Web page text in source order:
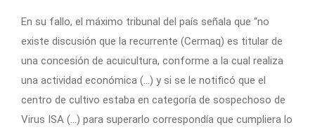
En su fallo, el máximo tribunal del país señala que “no
existe discusión que la recurrente (Cermaq) es titular de
una concesión de acuicultura, conforme a la cual realiza
una actividad económica (…) y si se le notificó que el
centro de cultivo estaba en categoría de sospechoso de
Virus ISA (…) para superarlo correspondía que cumpliera lo